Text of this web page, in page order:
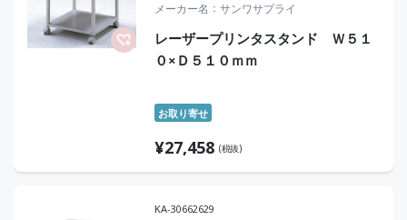
メーカー名 サンワサプライ
レーザープリンタスタンド Ｗ５１
０×Ｄ５１０ｍｍ
お取り寄せ
¥27,458 (税抜)
KA-30662629